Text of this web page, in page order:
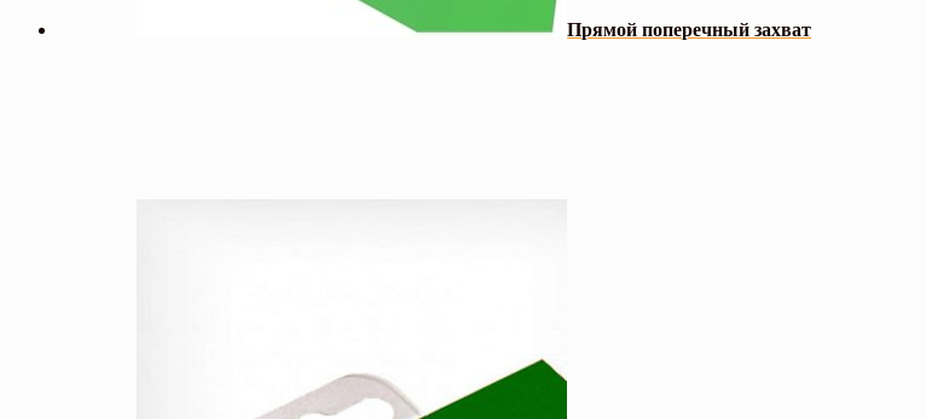
Прямой поперечный захват